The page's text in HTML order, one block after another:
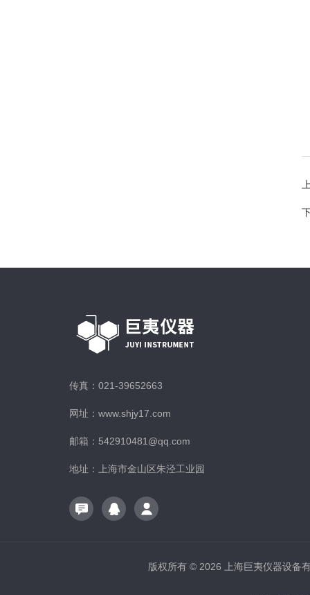
传真：021-39652663
网址：www.shjy17.com
邮箱：542910481@qq.com
地址：上海市金山区朱泾工业园
版权所有 © 2026 上海巨夷仪器设